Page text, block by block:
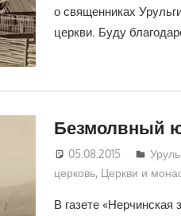
о священниках
церкви. Буду
Безмолвный
05.08.2015
церковь, Церкви и
В газете «Нерчинская